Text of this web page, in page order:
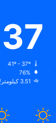
37
76%
3.51 كيلومتر/ساعة